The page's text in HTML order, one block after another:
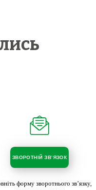
ЗВОРОТНІЙ ЗВ’ЯЗОК
форму зворотнього зв’язку,